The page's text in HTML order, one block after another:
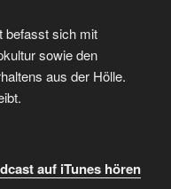
befasst sich mit
sowie den
aus der Hölle.
auf iTunes hören